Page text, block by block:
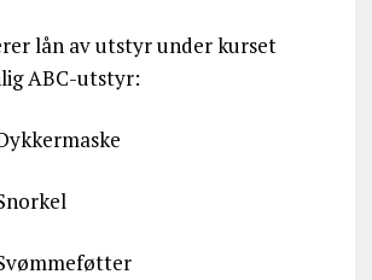
lån av utstyr under kurset
ABC-utstyr: